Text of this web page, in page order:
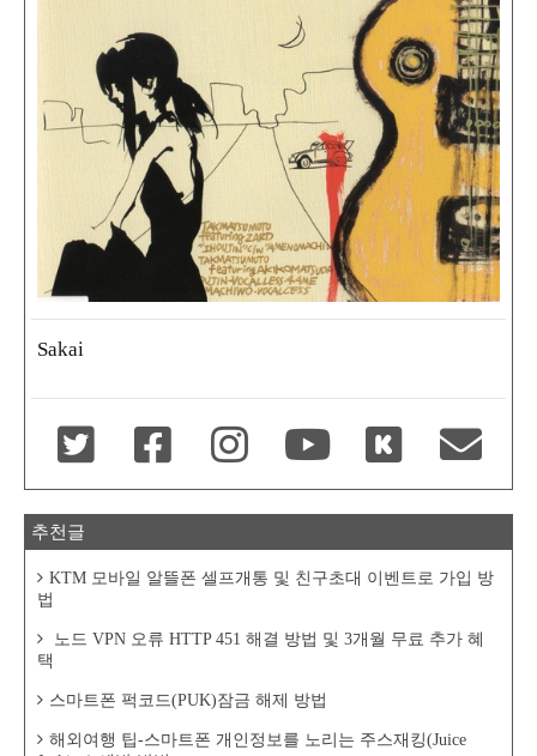
Sakai
추천글
KTM 모바일 알뜰폰 셀프개통 및 친구초대 이벤트로 가입 방
법
노드 VPN 오류 HTTP 451 해결 방법 및 3개월 무료 추가 혜
택
스마트폰 퍽코드(PUK)잠금 해제 방법
해외여행 팁-스마트폰 개인정보를 노리는 주스재킹(Juice